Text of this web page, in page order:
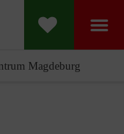
Magdeburg